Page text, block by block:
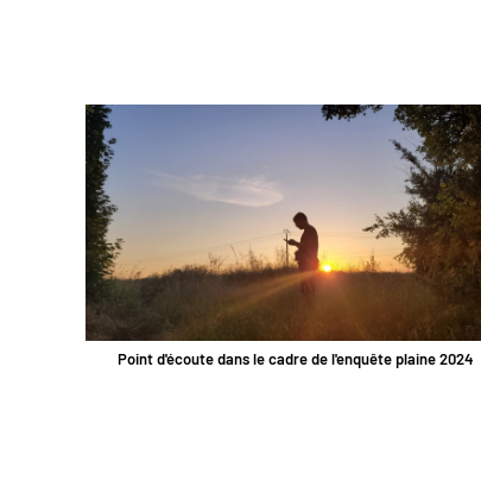
Point d'écoute dans le cadre de l'enquête plaine 2024